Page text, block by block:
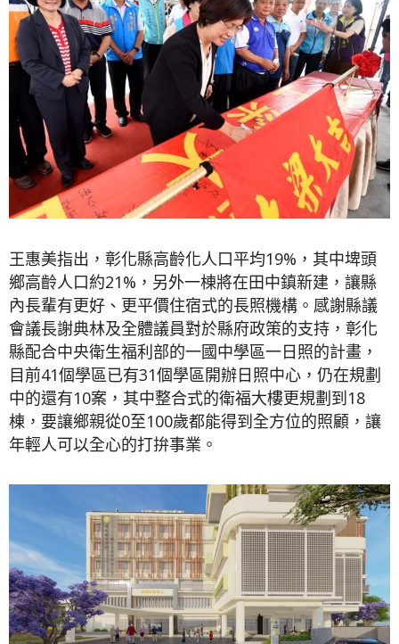
王惠美指出，彰化縣高齡化人口平均19%，其中埤頭
鄉高齡人口約21%，另外一棟將在田中鎮新建，讓縣
內長輩有更好、更平價住宿式的長照機構。感謝縣議
會議長謝典林及全體議員對於縣府政策的支持，彰化
縣配合中央衛生福利部的一國中學區一日照的計畫，
目前41個學區已有31個學區開辦日照中心，仍在規劃
中的還有10案，其中整合式的衛福大樓更規劃到18
棟，要讓鄉親從0至100歲都能得到全方位的照顧，讓
年輕人可以全心的打拚事業。